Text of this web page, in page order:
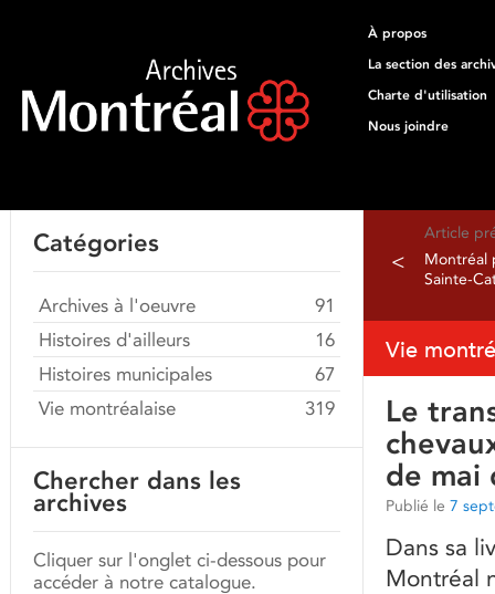
À propos
La section des
Charte d'utilisation
Nous joindre
Article
<
Montréal
Sainte-
Vie
Le
de mai
Publié le 7
Dans sa
Montréal
Catégories
Archives à l'oeuvre
91
Histoires d'ailleurs
16
Histoires municipales
67
Vie montréalaise
319
Chercher dans les
archives
Cliquer sur l'onglet ci-dessous pour
accéder à notre catalogue.